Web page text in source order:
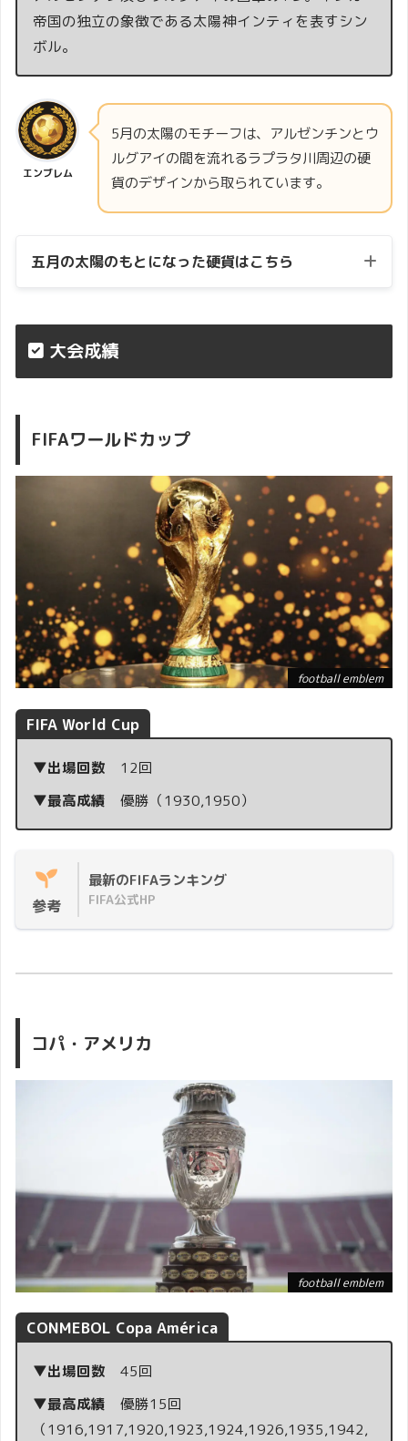
帝国の独立の象徴である太陽神インティを表すシン
ボル。
エンブレム
5月の太陽のモチーフは、アルゼンチンとウ
ルグアイの間を流れるラプラタ川周辺の硬
貨のデザインから取られています。
五月の太陽のもとになった硬貨はこちら
大会成績
FIFAワールドカップ
football emblem
FIFA World Cup
▼出場回数 12回
▼最高成績 優勝（1930,1950）
参考
最新のFIFAランキング
FIFA公式HP
コパ・アメリカ
football emblem
CONMEBOL Copa América
▼出場回数 45回
▼最高成績 優勝15回
（1916,1917,1920,1923,1924,1926,1935,1942,